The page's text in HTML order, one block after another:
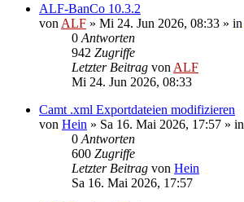
ALF-BanCo 10.3.2
von ALF » Mi 24. Jun 2026, 08:33 » in
0 Antworten
942 Zugriffe
Letzter Beitrag von ALF
Mi 24. Jun 2026, 08:33
Camt .xml Exportdateien modifizieren
von Hein » Sa 16. Mai 2026, 17:57 » in
0 Antworten
600 Zugriffe
Letzter Beitrag von Hein
Sa 16. Mai 2026, 17:57